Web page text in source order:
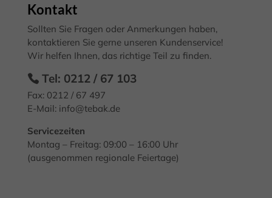
Kontakt
Sollten Sie Fragen oder Anmerkungen haben,
kontaktieren Sie gerne unseren Kundenservice!
Wir helfen Ihnen, das richtige Teil zu finden.
Tel: 0212 / 67 103
Fax: 0212 / 67 497
E-Mail: info@tebak.de
Servicezeiten
Montag – Freitag: 09:00 – 16:00 Uhr
(ausgenommen regionale Feiertage)
Hier finden Sie eine Übersicht über alle verwendeten Cookies.
sich weitere Informationen anzeigen lassen und so nur
bestimmte Cookies auswählen.
Datenschutzeinstellungen
die einwandfreie Funktion der Website erforderlich.